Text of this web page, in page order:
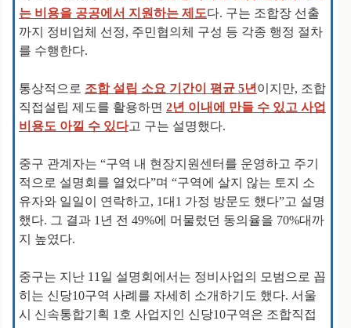
는 비용을 공공에서 지원하는 제도다. 구는 조합장 선출
까지 정비업체 선정, 주민협의체 구성 등 각종 행정 절차
를 수행한다.
통상적으로 조합 설립 소요 기간이 평균 5년 이지만, 조합
직접설립 제도를 활용하면 2년 이내에 만들 수 있고 사업
비용도 아낄 수 있다고 구는 설명했다.
중구 관계자는 “구역 내 현장지원센터를 운영하고 주기
적으로 설명회를 열었다”며 “구역에 살지 않는 토지 소
유자와 일일이 연락하고, 1대1 가정 방문도 했다”고 설명
했다. 그 결과 1년 전 49%에 머물렀던 동의율을 70%대까
지 높였다.
중구는 지난 11일 설명회에서는 정비사업의 모범으로 꼽
히는 신당10구역 사례를 자세히 소개하기도 했다. 서울
시 신속통합기획 1호 사업지인 신당10구역은 조합직접